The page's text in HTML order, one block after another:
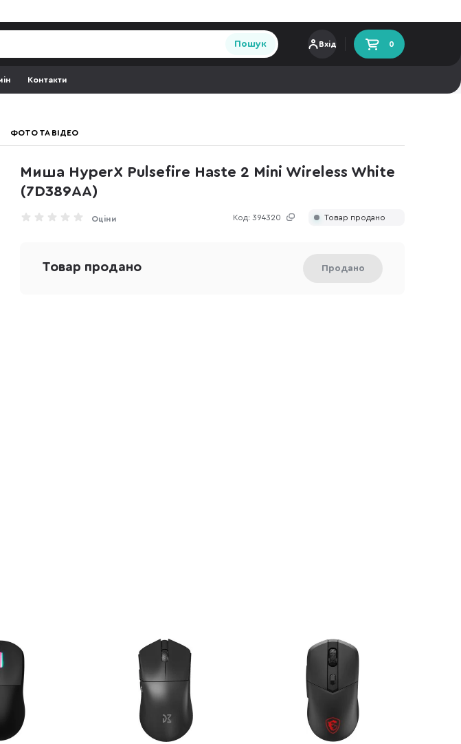
Пошук Вхід 0
Контакти
ФОТО ТА ВІДЕО
Миша HyperX Pulsefire Haste 2 Mini Wireless White
(7D389AA)
Код: 394320
Оціни Товар продано
Товар продано Продано